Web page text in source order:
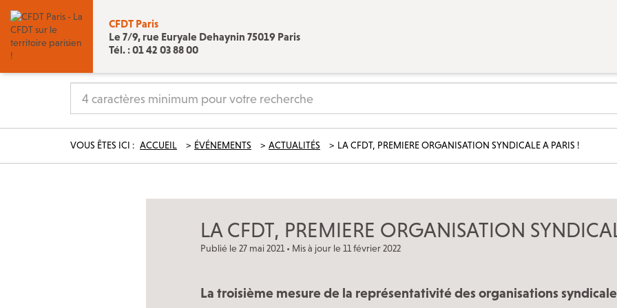
CFDT Paris
Le 7/9, rue Euryale Dehaynin 75019 Paris
Tél. : 01 42 03 88 00
Nos réseaux sociaux
Les permanences CFDT à Paris
ÉVÉNEMENTS
Actualités
Campagnes
Décryptage
Outils militants
LA CFDT À PARIS
LE 7/9 : Un lieu d’accueil CFDT au service des
Nos instances
VOUS ÊTES ICI : ACCUEIL ÉVÉNEMENTS ACTUALITÉS LA CFDT, PREMIERE ORGANISATION SYNDICALE A PARIS !
LA CFDT, PREMIERE ORGANISATION
Publié le 27 mai 2021 • Mis à jour le 11 février 2022
La troisième mesure de la représentativité des organisations